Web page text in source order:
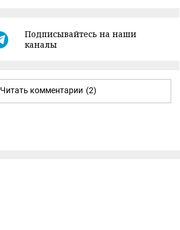
Подписывайтесь на наши
каналы
Читать комментарии (2)